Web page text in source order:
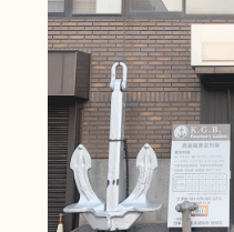
パラタルバーワイヤー
クリアシルバー
ディスクアロイクラウ
ン
IFKプレソルダーL
KIKウイングロウ
K18ロウ